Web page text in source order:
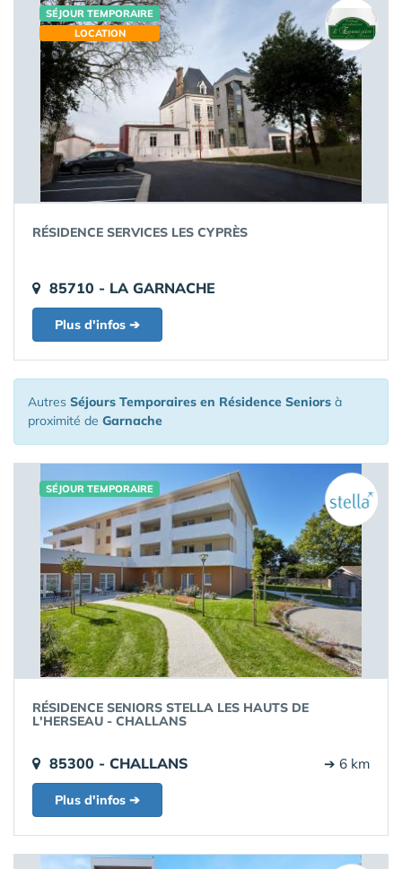
SÉJOUR TEMPORAIRE
LOCATION
RÉSIDENCE SERVICES LES CYPRÈS
85710 - LA GARNACHE
Plus d'infos ➔
Autres Séjours Temporaires en Résidence Seniors à
proximité de Garnache
SÉJOUR TEMPORAIRE
RÉSIDENCE SENIORS STELLA LES HAUTS DE
L'HERSEAU - CHALLANS
85300 - CHALLANS ➔ 6 km
Plus d'infos ➔